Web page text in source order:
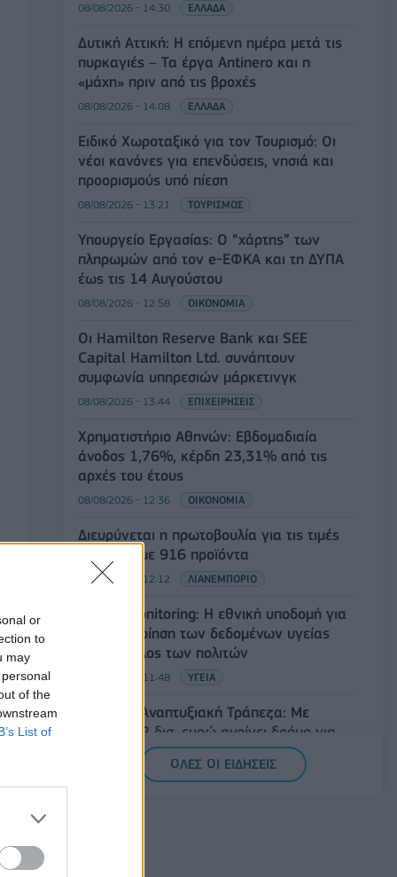
or
to
may
of the
List of
08/08/2026 - 14:30 ΕΛΛΑΔΑ
Δυτική Αττική: Η επόμενη ημέρα μετά τις
πυρκαγιές – Τα έργα Antinero και η
«μάχη» πριν από τις βροχές
08/08/2026 - 14:08 ΕΛΛΑΔΑ
Ειδικό Χωροταξικό για τον Τουρισμό: Οι
νέοι κανόνες για επενδύσεις, νησιά και
προορισμούς υπό πίεση
08/08/2026 - 13:21 ΤΟΥΡΙΣΜΟΣ
Υπουργείο Εργασίας: Ο “χάρτης” των
πληρωμών από τον e-ΕΦΚΑ και τη ΔΥΠΑ
έως τις 14 Αυγούστου
08/08/2026 - 12:58 ΟΙΚΟΝΟΜΙΑ
Οι Hamilton Reserve Bank και SEE
Capital Hamilton Ltd. συνάπτουν
συμφωνία υπηρεσιών μάρκετινγκ
08/08/2026 - 13:44 ΕΠΙΧΕΙΡΗΣΕΙΣ
Χρηματιστήριο Αθηνών: Εβδομαδιαία
άνοδος 1,76%, κέρδη 23,31% από τις
αρχές του έτους
08/08/2026 - 12:36 ΟΙΚΟΝΟΜΙΑ
Διευρύνεται η πρωτοβουλία για τις τιμές
στο ράφι με 916 προϊόντα
08/08/2026 - 12:12 ΛΙΑΝΕΜΠΟΡΙΟ
Health Monitoring: Η εθνική υποδομή για
την αξιοποίηση των δεδομένων υγείας
προς όφελος των πολιτών
08/08/2026 - 11:48 ΥΓΕΙΑ
Ελληνική Αναπτυξιακή Τράπεζα: Με
«προίκα» 2 δισ. ευρώ ανοίγει δρόμο για
δάνεια έως 5 δισ. σε μικρομεσαίες
08/08/2026 - 11:22
ΟΛΕΣ ΟΙ ΕΙΔΗΣΕΙΣ